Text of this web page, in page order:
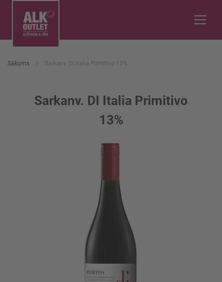
Sākums Sarkanv. DI Italia Primitivo 13%
Sarkanv. DI Italia Primitivo
13%